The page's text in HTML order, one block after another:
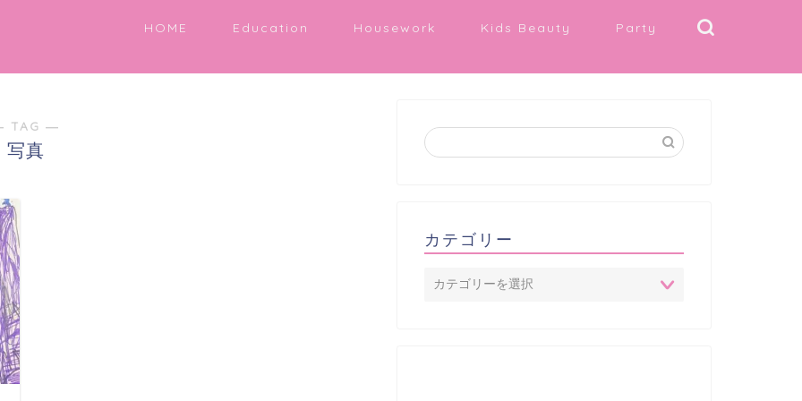
HOME Education Housework Kids Beauty Party
TAG ―
写真
カテゴリー